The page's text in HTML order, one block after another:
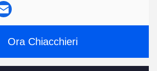
Ora Chiacchieri